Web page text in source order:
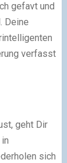
gefavt und
Deine
verfasst
geht Dir
sich